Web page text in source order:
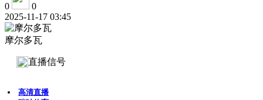
0
0
2025-11-17 03:45
摩尔多瓦
直播信号
高清直播